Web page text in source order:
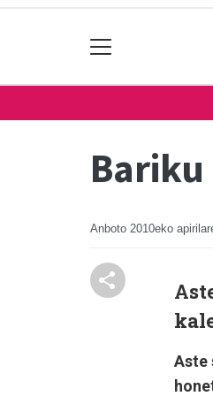
Anboto 2010eko
Aste